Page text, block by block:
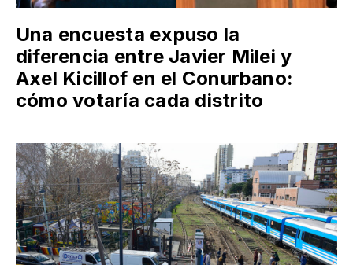
Una encuesta expuso la
diferencia entre Javier Milei y
Axel Kicillof en el Conurbano:
cómo votaría cada distrito